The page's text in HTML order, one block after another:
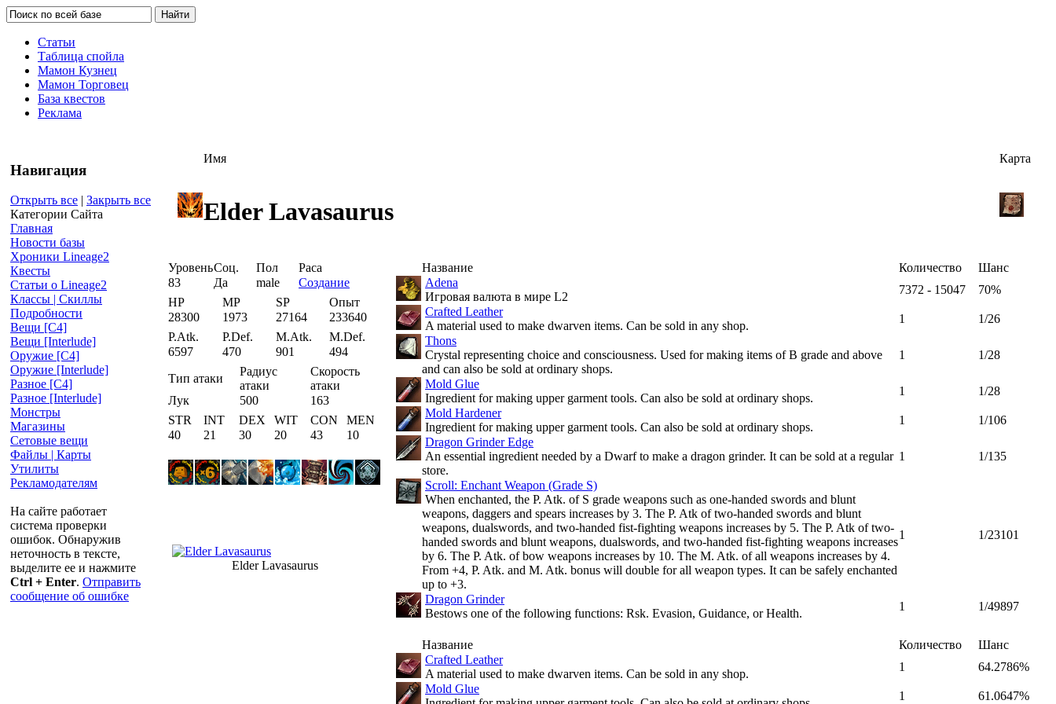
Статьи
Таблица спойла
Мамон Кузнец
Мамон Торговец
База квестов
Реклама
Навигация
Открыть все | Закрыть все
Категории Сайта
Главная
Новости базы
Хроники Lineage2
Квесты
Статьи о Lineage2
Классы | Скиллы
Подробности
Вещи [С4]
Вещи [Interlude]
Оружие [С4]
Оружие [Interlude]
Разное [C4]
Разное [Interlude]
Монстры
Магазины
Сетовые вещи
Файлы | Карты
Утилиты
Рекламодателям
На сайте работает
система проверки
ошибок. Обнаружив
неточность в тексте,
выделите ее и нажмите
Ctrl + Enter. Отправить
сообщение об ошибке
Имя Карта
Elder Lavasaurus
УровеньСоц. Пол
Раса
83
Да male
Создание
HP
MP SP
Опыт
28300
1973 27164
233640
P.Atk.
P.Def. M.Atk.
M.Def.
6597
470 901
494
Тип атаки
Радиус
атаки
Скорость
атаки
Лук
500
163
STR
INT DEX WIT CON
MEN
40
21 30 20 43 10
Elder Lavasaurus
Название Количество
Шанс
Adena
Игровая валюта в мире L2
7372 - 15047
70%
Crafted Leather
A material used to make dwarven items. Can be sold in any shop.
1
1/26
Thons
Crystal representing choice and consciousness. Used for making items of B grade and above
and can also be sold at ordinary shops.
1 1/28
Mold Glue
Ingredient for making upper garment tools. Can also be sold at ordinary shops.
1
1/28
Mold Hardener
Ingredient for making upper garment tools. Can also be sold at ordinary shops.
1
1/106
Dragon Grinder Edge
An essential ingredient needed by a Dwarf to make a dragon grinder. It can be sold at a regular
store.
1 1/135
Scroll: Enchant Weapon (Grade S)
When enchanted, the P. Atk. of S grade weapons such as one-handed swords and blunt
weapons, daggers and spears increases by 3. The P. Atk of two-handed swords and blunt
weapons, dualswords, and two-handed fist-fighting weapons increases by 5. The P. Atk of two-
handed swords and blunt weapons, dualswords, and two-handed fist-fighting weapons increases
by 6. The P. Atk. of bow weapons increases by 10. The M. Atk. of all weapons increases by 4.
From +4, P. Atk. and M. Atk. bonus will double for all weapon types. It can be safely enchanted
up to +3.
1 1/23101
Dragon Grinder
Bestows one of the following functions: Rsk. Evasion, Guidance, or Health.
1 1/49897
Название Количество
Шанс
Crafted Leather
A material used to make dwarven items. Can be sold in any shop.
1
64.2786%
Mold Glue
1 61.0647%